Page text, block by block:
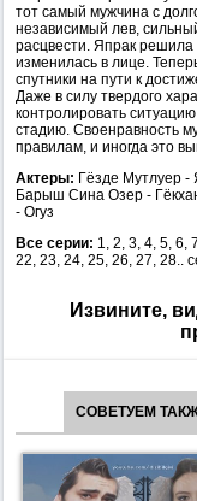
тот самый мужчина с
независимый лев,
расцвести. Япрак решила
изменилась в лице.
спутники на пути к
Даже в силу твердого
контролировать
стадию. Своенравность
правилам, и иногда это
Актеры: Гёзде Мутлуер
Барыш Сина Озер -
- Огуз
Все серии: 1, 2, 3, 4, 5, 6,
22, 23, 24, 25, 26, 27, 28..
Извините,
СОВЕТУЕМ